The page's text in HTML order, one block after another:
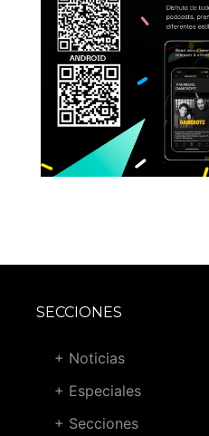
SECCIONES
+ Noticias
+ Especiales
+ Secciones